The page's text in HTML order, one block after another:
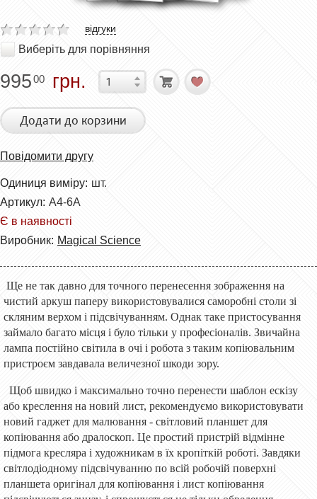
відгуки
Виберіть для порівняння
99500 грн.
Додати до корзини
Повідомити другу
Одиниця виміру: шт.
Артикул: A4-6A
Є в наявності
Виробник: Magical Science
Ще не так давно для точного перенесення зображення на
чистий аркуш паперу використовувалися саморобні столи зі
скляним верхом і підсвічуванням. Однак таке пристосування
займало багато місця і було тільки у професіоналів. Звичайна
лампа постійно світила в очі і робота з таким копіювальним
пристроєм завдавала величезної шкоди зору.
Щоб швидко і максимально точно перенести шаблон ескізу
або креслення на новий лист, рекомендуємо використовувати
новий гаджет для малювання - світловий планшет для
копіювання або дралоскоп. Це простий пристрій відмінне
підмога кресляра і художникам в їх кропіткій роботі. Завдяки
світлодіодному підсвічуванню по всій робочій поверхні
планшета оригінал для копіювання і лист копіювання